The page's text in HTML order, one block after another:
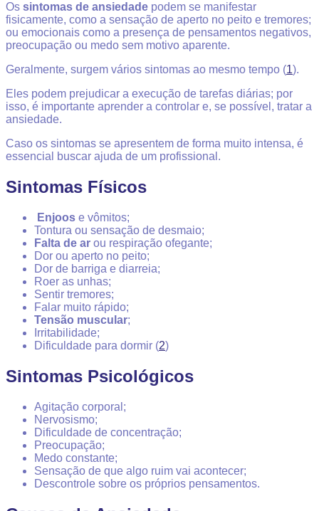
Os sintomas de ansiedade podem se manifestar
fisicamente, como a sensação de aperto no peito e tremores;
ou emocionais como a presença de pensamentos negativos,
preocupação ou medo sem motivo aparente.
Geralmente, surgem vários sintomas ao mesmo tempo (1).
Eles podem prejudicar a execução de tarefas diárias; por
isso, é importante aprender a controlar e, se possível, tratar a
ansiedade.
Caso os sintomas se apresentem de forma muito intensa, é
essencial buscar ajuda de um profissional.
Sintomas Físicos
Enjoos e vômitos;
Tontura ou sensação de desmaio;
Falta de ar ou respiração ofegante;
Dor ou aperto no peito;
Dor de barriga e diarreia;
Roer as unhas;
Sentir tremores;
Falar muito rápido;
Tensão muscular;
Irritabilidade;
Dificuldade para dormir (2)
Sintomas Psicológicos
Agitação corporal;
Nervosismo;
Dificuldade de concentração;
Preocupação;
Medo constante;
Sensação de que algo ruim vai acontecer;
Descontrole sobre os próprios pensamentos.